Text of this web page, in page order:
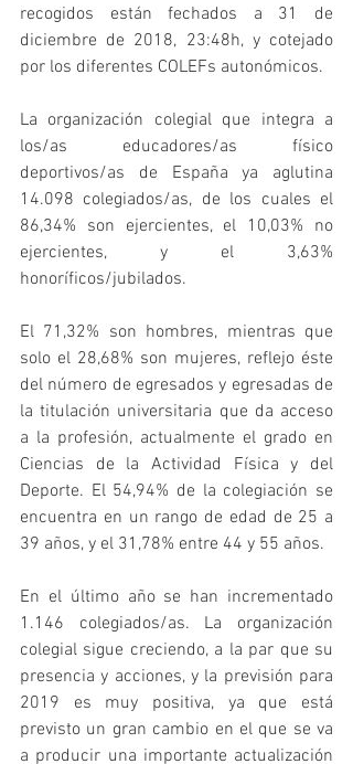
recogidos están fechados a 31 de
diciembre de 2018, 23:48h, y cotejado
por los diferentes COLEFs autonómicos.
La organización colegial que integra a
los/as educadores/as físico
deportivos/as de España ya aglutina
14.098 colegiados/as, de los cuales el
86,34% son ejercientes, el 10,03% no
ejercientes, y el 3,63%
honoríficos/jubilados.
El 71,32% son hombres, mientras que
solo el 28,68% son mujeres, reflejo éste
del número de egresados y egresadas de
la titulación universitaria que da acceso
a la profesión, actualmente el grado en
Ciencias de la Actividad Física y del
Deporte. El 54,94% de la colegiación se
encuentra en un rango de edad de 25 a
39 años, y el 31,78% entre 44 y 55 años.
En el último año se han incrementado
1.146 colegiados/as. La organización
colegial sigue creciendo, a la par que su
presencia y acciones, y la previsión para
2019 es muy positiva, ya que está
previsto un gran cambio en el que se va
a producir una importante actualización